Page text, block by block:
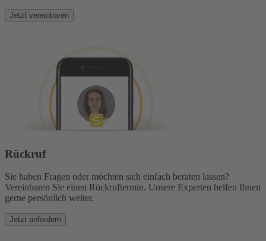
Jetzt vereinbaren
Rückruf
Sie haben Fragen oder möchten sich einfach beraten lassen?
Vereinbaren Sie einen Rückruftermin. Unsere Experten helfen Ihnen
gerne persönlich weiter.
Jetzt anfordern